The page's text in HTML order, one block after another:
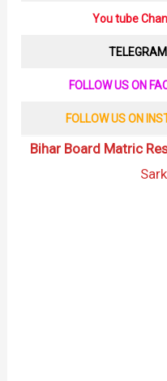
You tube
TELEGRAM
FOLLOW US ON
FOLLOW US ON
Bihar Board Matric